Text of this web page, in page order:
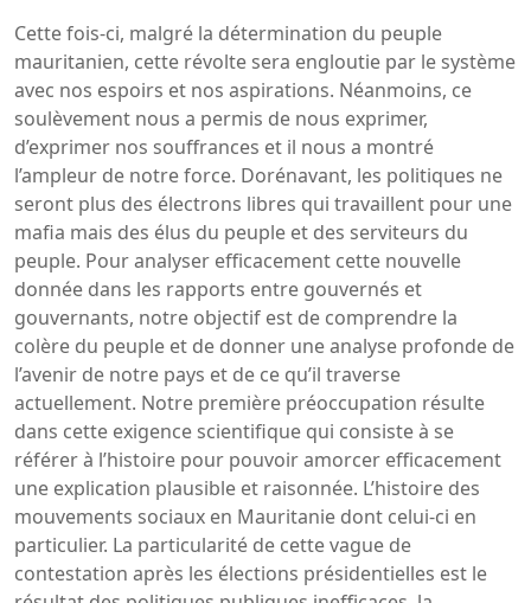
Cette fois-ci, malgré la détermination du peuple
mauritanien, cette révolte sera engloutie par le système
avec nos espoirs et nos aspirations. Néanmoins, ce
soulèvement nous a permis de nous exprimer,
d’exprimer nos souffrances et il nous a montré
l’ampleur de notre force. Dorénavant, les politiques ne
seront plus des électrons libres qui travaillent pour une
mafia mais des élus du peuple et des serviteurs du
peuple. Pour analyser efficacement cette nouvelle
donnée dans les rapports entre gouvernés et
gouvernants, notre objectif est de comprendre la
colère du peuple et de donner une analyse profonde de
l’avenir de notre pays et de ce qu’il traverse
actuellement. Notre première préoccupation résulte
dans cette exigence scientifique qui consiste à se
référer à l’histoire pour pouvoir amorcer efficacement
une explication plausible et raisonnée. L’histoire des
mouvements sociaux en Mauritanie dont celui-ci en
particulier. La particularité de cette vague de
contestation après les élections présidentielles est le